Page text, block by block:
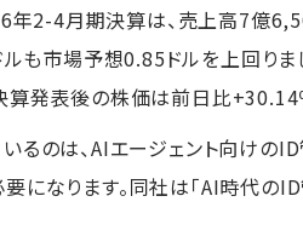
年2-4月期決算は、売上高7億
も市場予想0.85ドルを上回り
算発表後の株価は前日比+30.14
るのは、AIエージェント向けの
になります。同社は「AI時代の